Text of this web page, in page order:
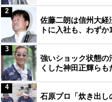
佐藤二朗は信州大経
トに入社も、わず
2
強いショック状態
くした神田正輝ら
3
石原プロ「炊き出し
4